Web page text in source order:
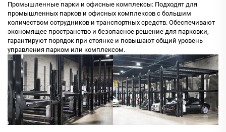
Промышленные парки и офисные комплексы: Подходят для
промышленных парков и офисных комплексов с большим
количеством сотрудников и транспортных средств. Обеспечивают
экономящее пространство и безопасное решение для парковки,
гарантируют порядок при стоянке и повышают общий уровень
управления парком или комплексом.